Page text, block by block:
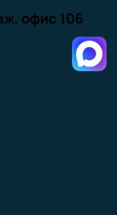
офис 106